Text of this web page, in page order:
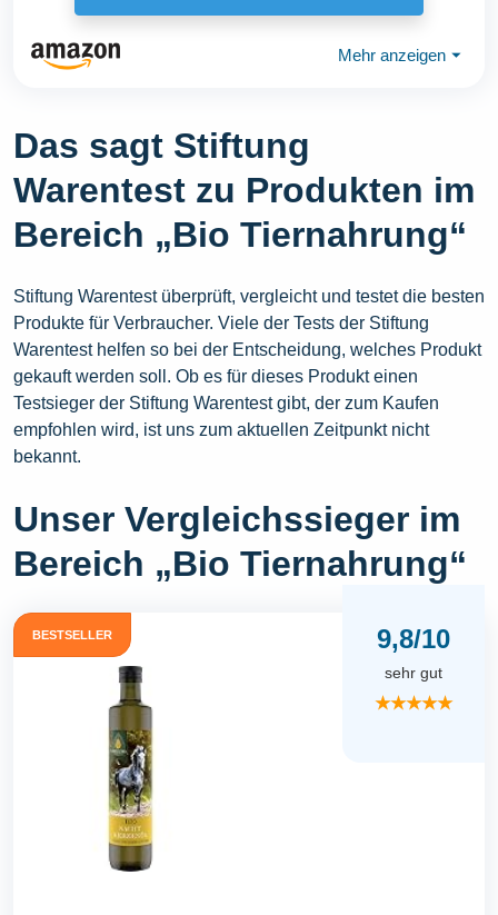
Mehr anzeigen ⏷
Das sagt Stiftung
Warentest zu Produkten im
Bereich „Bio Tiernahrung“
Stiftung Warentest überprüft, vergleicht und testet die besten
Produkte für Verbraucher. Viele der Tests der Stiftung
Warentest helfen so bei der Entscheidung, welches Produkt
gekauft werden soll. Ob es für dieses Produkt einen
Testsieger der Stiftung Warentest gibt, der zum Kaufen
empfohlen wird, ist uns zum aktuellen Zeitpunkt nicht
bekannt.
Unser Vergleichssieger im
Bereich „Bio Tiernahrung“
BESTSELLER 9,8/10
sehr gut
★★★★★